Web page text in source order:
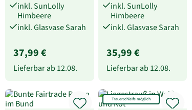
inkl. SunLolly
Himbeere
inkl. Glasvase Sarah
37,99 €
Lieferbar ab 12.08.
inkl. SunLolly
Himbeere
inkl. Glasvase Sarah
35,99 €
Lieferbar ab 12.08.
Trauerschleife möglich